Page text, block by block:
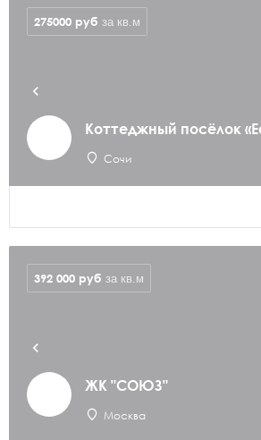
Коттеджный посёлок
Сочи
275000 руб за кв.м
ЖК "СОЮЗ"
Москва
392 000 руб за кв.м